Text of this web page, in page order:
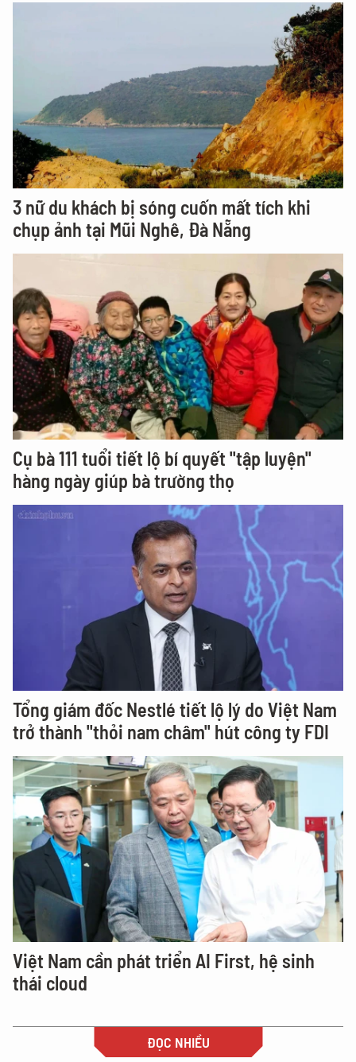
3 nữ du khách bị sóng cuốn mất tích khi
chụp ảnh tại Mũi Nghê, Đà Nẵng
Cụ bà 111 tuổi tiết lộ bí quyết "tập luyện"
hàng ngày giúp bà trường thọ
Tổng giám đốc Nestlé tiết lộ lý do Việt Nam
trở thành "thỏi nam châm" hút công ty FDI
Việt Nam cần phát triển AI First, hệ sinh
thái cloud
ĐỌC NHIỀU